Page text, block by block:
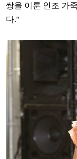
쌍을 이룬 인조 가
다."